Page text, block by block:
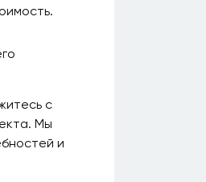
с
Мы
и